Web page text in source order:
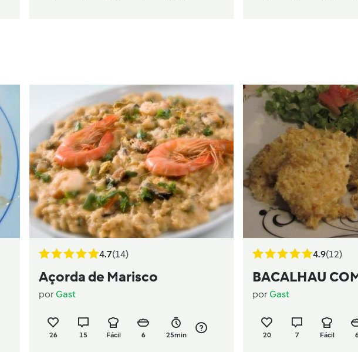
4.7(14)
Açorda de Marisco
porGast
26 15 Fácil 6 25min
4.9(12)
BACALHAU
porGast
20 7 Fácil